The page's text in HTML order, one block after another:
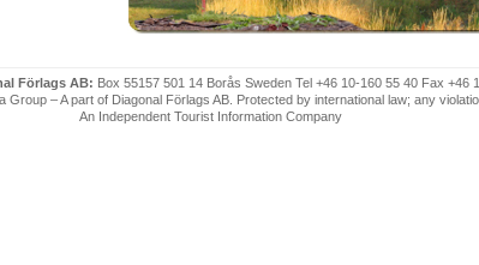
Förlags AB: Box 55157 501 14 Borås Sweden Tel +46 10-160 55 40 Fax +46
Group – A part of Diagonal Förlags AB. Protected by international law; any
An Independent Tourist Information Company